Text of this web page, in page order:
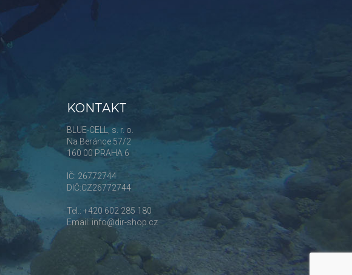
KONTAKT
BLUE-CELL, s. r. o.
Na Beránce 57/2
160 00 PRAHA 6
IČ: 26772744
DIČ:CZ26772744
Tel.: +420 602 285 180
Email: info@dir-shop.cz